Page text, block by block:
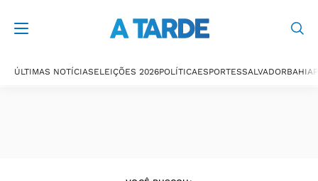
ÚLTIMAS NOTÍCIASELEIÇÕES 2026POLÍTICAESPORTESSALVADORBAHIA